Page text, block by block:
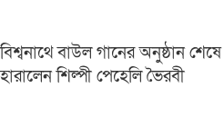
বিশ্বনাথে বাউল গানের অনুষ্ঠান
হারালেন শিল্পী পেহেলি ভৈরবী